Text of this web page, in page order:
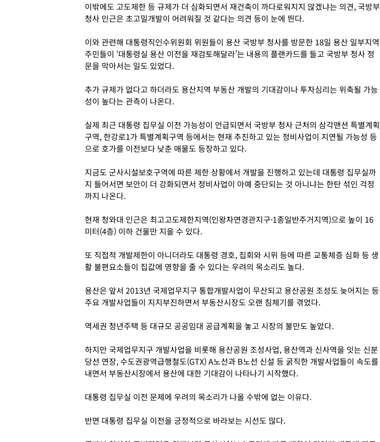
이밖에도 고도제한 등 규제가 더 심화되면서 재건축이 까다로워지지 않겠냐는 의견, 국방부
청사 인근은 초고밀개발이 어려워질 것 같다는 의견 등이 눈에 띈다.
이와 관련해 대통령직인수위원회 위원들이 용산 국방부 청사를 방문한 18일 용산 일부지역
주민들이 ‘대통령실 용산 이전을 재검토해달라’는 내용의 플랜카드를 들고 국방부 청사 정
문을 막아서는 일도 있었다.
추가 규제가 없다고 하더라도 용산지역 부동산 개발의 기대감이나 투자심리는 위축될 가능
성이 높다는 관측이 나온다.
실제 최근 대통령 집무실 이전 가능성이 언급되면서 국방부 청사 근처의 삼각맨션 특별계획
구역, 한강로1가 특별계획구역 등에서는 현재 추진하고 있는 정비사업이 지연될 가능성 등
으로 호가를 이전보다 낮춘 매물도 등장하고 있다.
지금도 군사시설보호구역에 따른 제한 상황에서 개발을 진행하고 있는데 대통령 집무실까
지 들어서면 보안이 더 강화되면서 정비사업이 아예 중단되는 것 아니냐는 한탄 섞인 걱정
까지 나온다.
현재 청와대 인근은 최고고도제한지역(인왕자연경관지구·1종일반주거지역)으로 높이 16
미터(4층) 이하 건물만 지을 수 있다.
또 직접적 개발제한이 아니더라도 대통령 경호, 집회와 시위 등에 따른 교통체증 심화 등 생
활 불편요소들이 집값에 영향을 줄 수 있다는 우려의 목소리도 높다.
용산은 앞서 2013년 국제업무지구 통합개발사업이 무산되고 용산공원 조성도 늦어지는 등
주요 개발사업들이 지지부진하면서 부동산시장도 오랜 침체기를 겪었다.
역세권 청년주택 등 대규모 공공임대 공급계획을 놓고 시장의 불만도 높았다.
하지만 국제업무지구 개발사업을 비롯해 용산공원 조성사업, 용산역과 신사역을 잇는 신분
당선 연장, 수도권광역급행철도(GTX) A노선과 B노선 신설 등 굵직한 개발사업들이 속도를
내면서 부동산시장에서 용산에 대한 기대감이 나타나기 시작했다.
대통령 집무실 이전 문제에 우려의 목소리가 나올 수밖에 없는 이유다.
반면 대통령 집무실 이전을 긍정적으로 바라보는 시선도 많다.